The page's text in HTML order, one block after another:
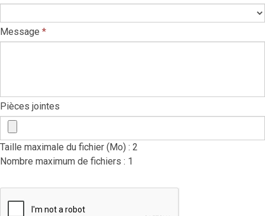
Message *
Pièces jointes
Taille maximale du fichier (Mo) : 2
Nombre maximum de fichiers : 1